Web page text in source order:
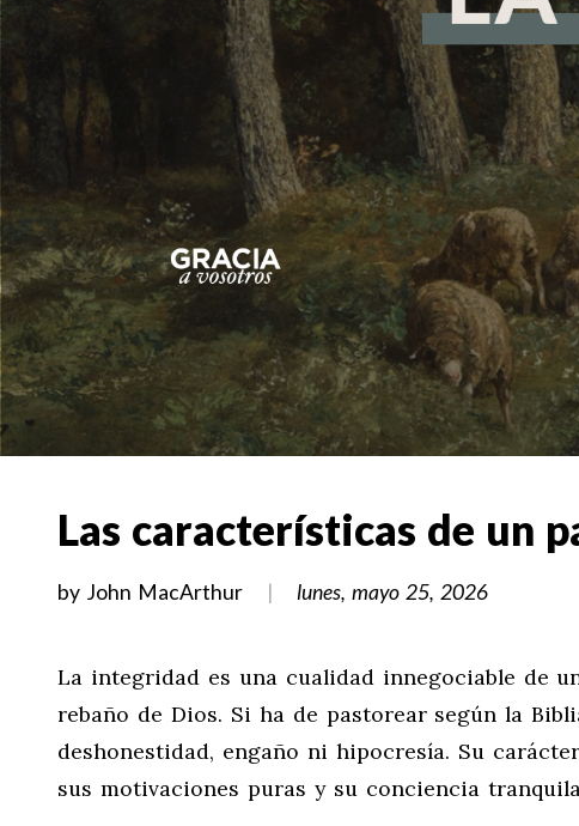
Las características de un
by John MacArthur lunes, mayo 25, 2026
La integridad es una cualidad innegociable de
rebaño de Dios. Si ha de pastorear según la
deshonestidad, engaño ni hipocresía. Su
sus motivaciones puras y su conciencia